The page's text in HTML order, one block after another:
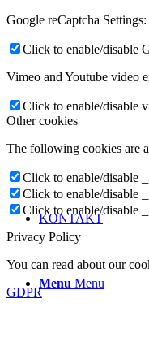
KONTAKT
Menu Menu
Google reCaptcha Settings:
Click to enable/disable
Vimeo and Youtube video
Click to enable/disable
Other cookies
The following cookies are
Click to enable/disable
Click to enable/disable
Click to enable/disable
Privacy Policy
You can read about our
GDPR